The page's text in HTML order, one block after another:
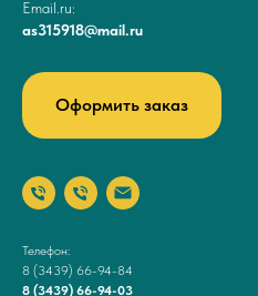
Email.ru:
as315918@mail.ru
Оформить заказ
Телефон:
8 (3439) 66-94-84
8 (3439) 66-94-03